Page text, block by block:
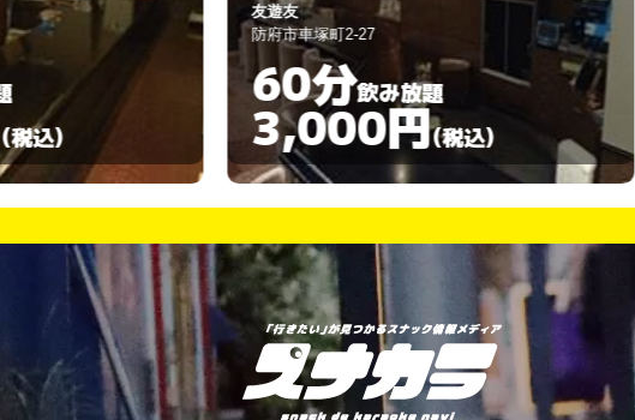
友遊友
防府市車塚町2-27
60分飲み放題
3,000円(税込)